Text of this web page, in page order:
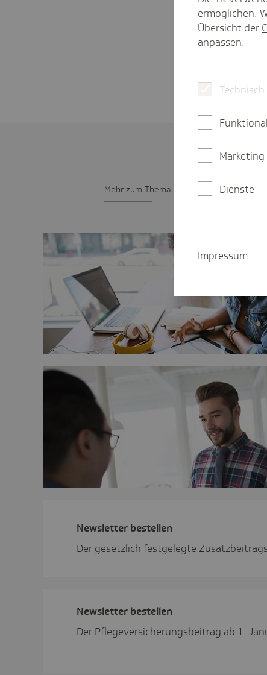
Mehr zum Thema
News­letter bestellen
Der gesetzlich festgelegte
News­letter bestellen
Der Pflegeversicherungsbeitrag ab 1.
ermöglichen.
Übersicht der
anpassen.
Dienste
Impressum